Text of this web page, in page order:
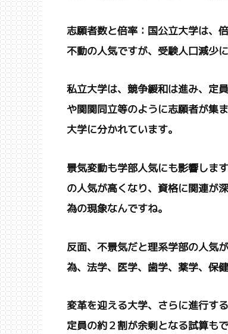
志願者数と倍率：国公立大学は、
不動の人気ですが、受験人口減少
私立大学は、競争緩和は進み、定
や関関同立等のように志願者が集
大学に分かれています。
景気変動も学部人気にも影響しま
の人気が高くなり、資格に関連が
為の現象なんですね。
反面、不景気だと理系学部の人気
為、法学、医学、歯学、薬学、保
変革を迎える大学、さらに進行す
定員の約２割が余剰となる試算も